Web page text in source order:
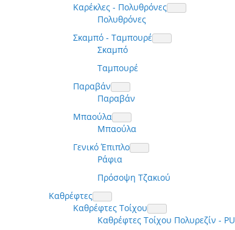
Καρέκλες - Πολυθρόνες
Πολυθρόνες
Σκαμπό - Ταμπουρέ
Σκαμπό
Ταμπουρέ
Παραβάν
Παραβάν
Μπαούλα
Μπαούλα
Γενικό Έπιπλο
Ράφια
Πρόσοψη Τζακιού
Καθρέφτες
Καθρέφτες Τοίχου
Καθρέφτες Τοίχου Πολυρεζίν - PU